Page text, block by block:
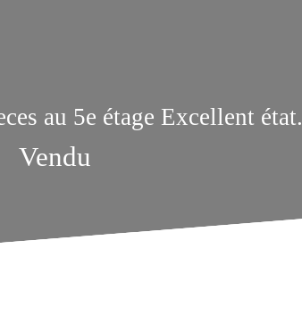
au 5e étage Excellent état.
Vendu